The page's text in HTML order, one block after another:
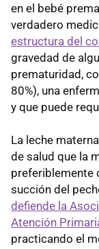
en el bebé
verdadero
estructura del
gravedad de
prematuridad,
80%), una
y que puede
La leche
de salud que la
preferiblemente
succión del
defiende la
Atención
practicando el